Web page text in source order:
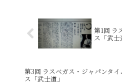
第1回 ラ
ス「武士
第3回 ラスベガス・ジャパンタイ
ス「武士道」